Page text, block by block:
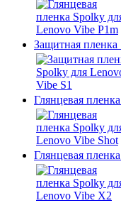
Защитная пленка
Глянцевая
Глянцевая